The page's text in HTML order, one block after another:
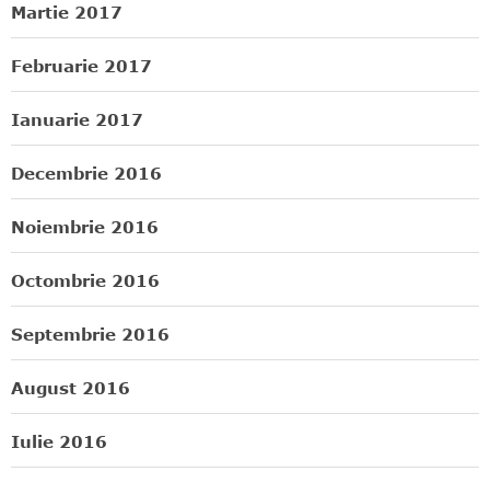
Martie 2017
Februarie 2017
Ianuarie 2017
Decembrie 2016
Noiembrie 2016
Octombrie 2016
Septembrie 2016
August 2016
Iulie 2016